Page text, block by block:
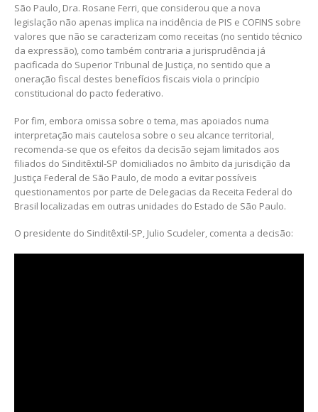
São Paulo, Dra. Rosane Ferri, que considerou que a nova
legislação não apenas implica na incidência de PIS e COFINS sobre
valores que não se caracterizam como receitas (no sentido técnico
da expressão), como também contraria a jurisprudência já
pacificada do Superior Tribunal de Justiça, no sentido que a
oneração fiscal destes benefícios fiscais viola o princípio
constitucional do pacto federativo.
Por fim, embora omissa sobre o tema, mas apoiados numa
interpretação mais cautelosa sobre o seu alcance territorial,
recomenda-se que os efeitos da decisão sejam limitados aos
filiados do Sinditêxtil-SP domiciliados no âmbito da jurisdição da
Justiça Federal de São Paulo, de modo a evitar possíveis
questionamentos por parte de Delegacias da Receita Federal do
Brasil localizadas em outras unidades do Estado de São Paulo.
O presidente do Sinditêxtil-SP, Julio Scudeler, comenta a decisão: